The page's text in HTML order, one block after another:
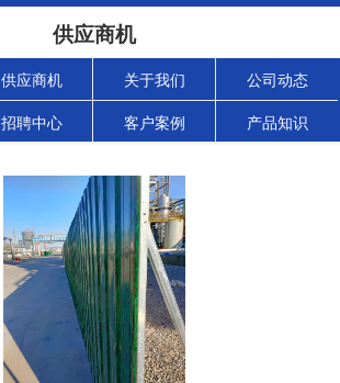
供应商机
供应商机 关于我们 公司动态
招聘中心 客户案例 产品知识